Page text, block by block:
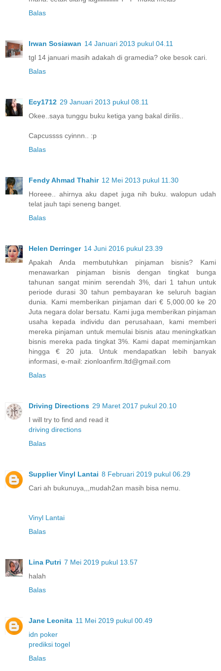
Balas
Irwan Sosiawan 14 Januari 2013 pukul 04.11
tgl 14 januari masih adakah di gramedia? oke besok cari.
Balas
Ecy1712 29 Januari 2013 pukul 08.11
Okee..saya tunggu buku ketiga yang bakal dirilis..
Capcussss cyinnn.. :p
Balas
Fendy Ahmad Thahir 12 Mei 2013 pukul 11.30
Horeee.. ahirnya aku dapet juga nih buku. walopun udah
telat jauh tapi seneng banget.
Balas
Helen Derringer 14 Juni 2016 pukul 23.39
Apakah Anda membutuhkan pinjaman bisnis? Kami
menawarkan pinjaman bisnis dengan tingkat bunga
tahunan sangat minim serendah 3%, dari 1 tahun untuk
periode durasi 30 tahun pembayaran ke seluruh bagian
dunia. Kami memberikan pinjaman dari € 5,000.00 ke 20
Juta negara dolar bersatu. Kami juga memberikan pinjaman
usaha kepada individu dan perusahaan, kami memberi
mereka pinjaman untuk memulai bisnis atau meningkatkan
bisnis mereka pada tingkat 3%. Kami dapat meminjamkan
hingga € 20 juta. Untuk mendapatkan lebih banyak
informasi, e-mail: zionloanfirm.ltd@gmail.com
Balas
Driving Directions 29 Maret 2017 pukul 20.10
I will try to find and read it
driving directions
Balas
Supplier Vinyl Lantai 8 Februari 2019 pukul 06.29
Cari ah bukunuya,,,mudah2an masih bisa nemu.
Vinyl Lantai
Balas
Lina Putri 7 Mei 2019 pukul 13.57
halah
Balas
Jane Leonita 11 Mei 2019 pukul 00.49
idn poker
prediksi togel
Balas